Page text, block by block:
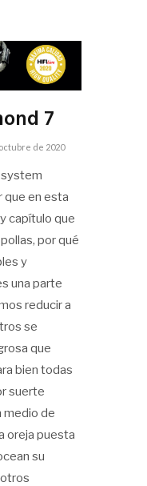
7
de 2020
system
que en esta
capítulo que
por qué
y
una parte
reducir a
se
que
bien todas
suerte
medio de
oreja puesta
su